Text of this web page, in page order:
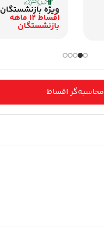
ویژه بازنشستگان
اقساط 12 ماهه
بازنشستگان
محاسبه‌گر اقساط